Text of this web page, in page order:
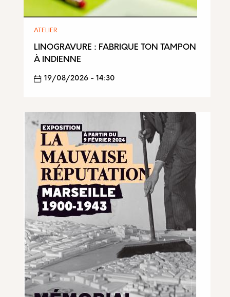
ATELIER
LINOGRAVURE : FABRIQUE TON TAMPON
À INDIENNE
19/08/2026 - 14:30